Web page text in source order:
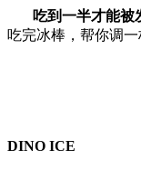
吃到一半才能被
吃完冰棒，帮你调一
DINO ICE